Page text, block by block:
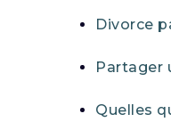
Divorce
Partager
Quelles